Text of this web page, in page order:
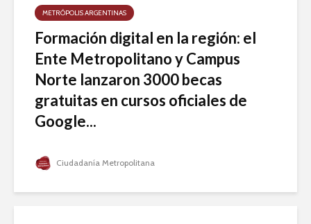
METRÓPOLIS ARGENTINAS
Formación digital en la región: el
Ente Metropolitano y Campus
Norte lanzaron 3000 becas
gratuitas en cursos oficiales de
Google...
Ciudadanía Metropolitana